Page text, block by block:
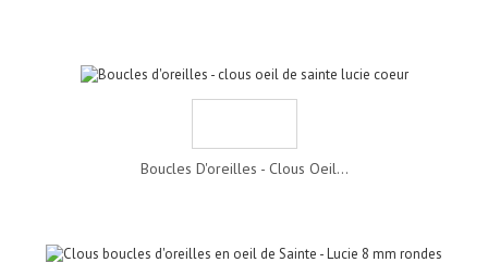
Boucles D'oreilles - Clous Oeil...